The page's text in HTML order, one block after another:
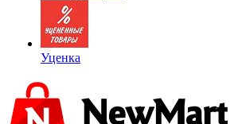
Уценка